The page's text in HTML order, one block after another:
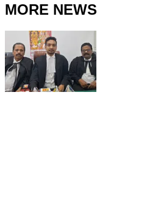
MORE NEWS